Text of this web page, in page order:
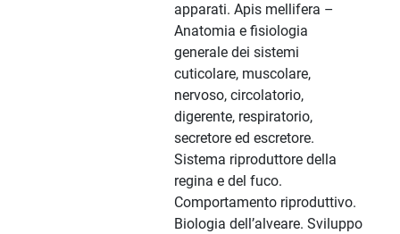
apparati. Apis mellifera –
Anatomia e fisiologia
generale dei sistemi
cuticolare, muscolare,
nervoso, circolatorio,
digerente, respiratorio,
secretore ed escretore.
Sistema riproduttore della
regina e del fuco.
Comportamento riproduttivo.
Biologia dell’alveare. Sviluppo